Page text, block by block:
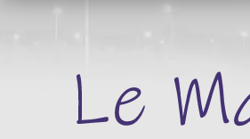
Le Mag